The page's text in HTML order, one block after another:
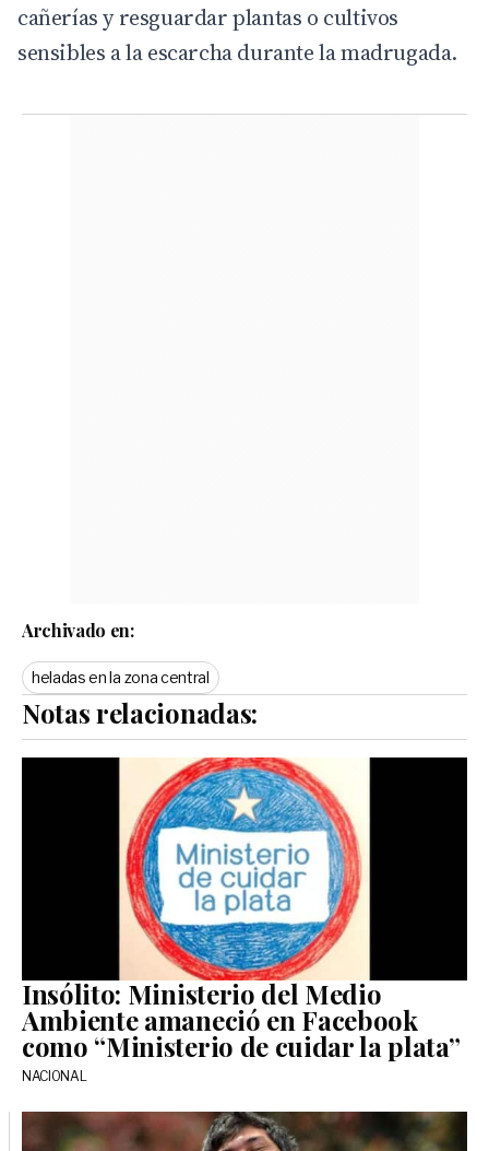
cañerías y resguardar plantas o cultivos
sensibles a la escarcha durante la madrugada.
Archivado en:
heladas en la zona central
Notas relacionadas:
Insólito: Ministerio del Medio
Ambiente amaneció en Facebook
como “Ministerio de cuidar la plata”
NACIONAL